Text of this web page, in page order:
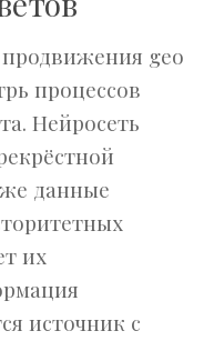
geo
процессов
Нейросеть
данные
их
источник с